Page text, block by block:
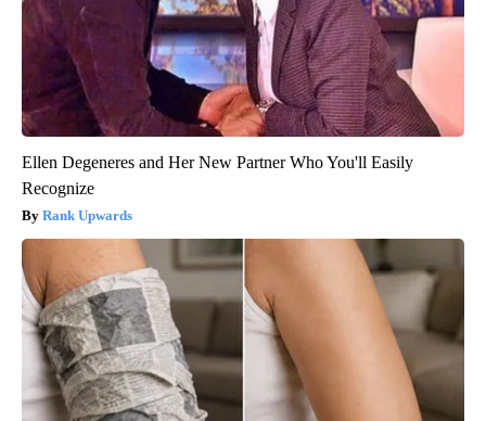
Ellen Degeneres and Her New Partner Who You'll Easily
Recognize
Rank Upwards